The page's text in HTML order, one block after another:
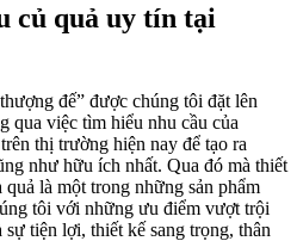
củ quả uy tín tại
đế” được chúng tôi đặt lên
qua việc tìm hiểu nhu cầu của
thị trường hiện nay để tạo ra
như hữu ích nhất. Qua đó mà thiết
là một trong những sản phẩm
tôi với những ưu điểm vượt trội
tiện lợi, thiết kế sang trọng, thân